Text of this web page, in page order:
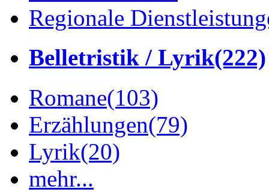
Regionale
Belletristik / Lyrik(222)
Romane(103)
Erzählungen(79)
Lyrik(20)
mehr...